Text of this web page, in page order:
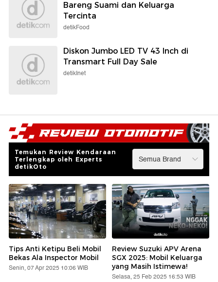
Bareng Suami dan Keluarga
Tercinta
detikFood
Diskon Jumbo LED TV 43 Inch di
Transmart Full Day Sale
detikInet
Temukan Review Kendaraan
Terlengkap oleh Experts
detikOto
Tips Anti Ketipu Beli Mobil
Bekas Ala Inspector Mobil
Senin, 07 Apr 2025 10:06 WIB
Review Suzuki APV Arena
SGX 2025: Mobil Keluarga
yang Masih Istimewa!
Selasa, 25 Feb 2025 16:53 WIB